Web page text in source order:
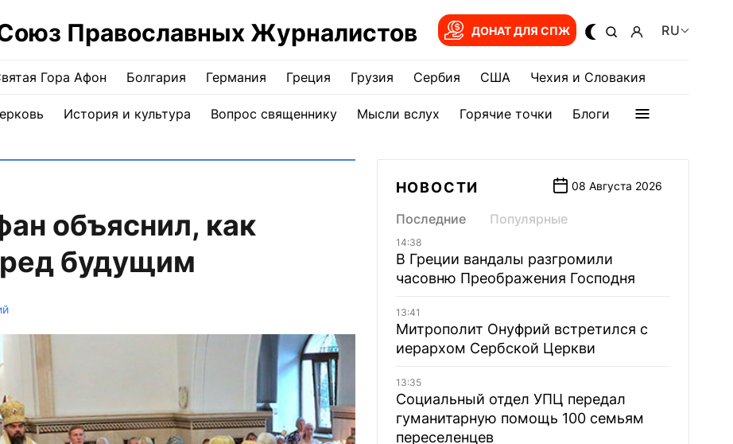
Православных Журналистов ДОНАТ ДЛЯ СПЖ RU
Гора Афон Болгария Германия Греция Грузия Сербия США Чехия и Словакия
История и культура Вопрос священнику Мысли вслух Горячие точки Блоги
объяснил, как
будущим
НОВОСТИ 08 Августа 2026
Последние Популярные
14:38
В Греции вандалы разгромили
часовню Преображения Господня
13:41
Митрополит Онуфрий встретился с
иерархом Сербской Церкви
13:35
Социальный отдел УПЦ передал
гуманитарную помощь 100 семьям
переселенцев